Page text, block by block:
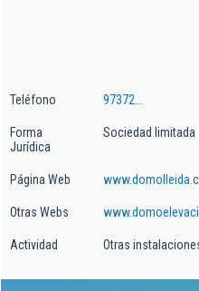
Teléfono 97372...
Forma
Jurídica
Sociedad limitada
Página Web
Otras Webs
Actividad Otras